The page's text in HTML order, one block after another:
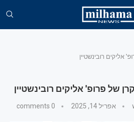
אליקים רובינשטיין
של פרופ' אליקים רובינשטיין
אפריל 14, 2025 0 comments